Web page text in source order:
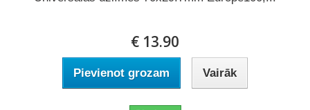
€ 13.90
Pievienot grozam Vairāk